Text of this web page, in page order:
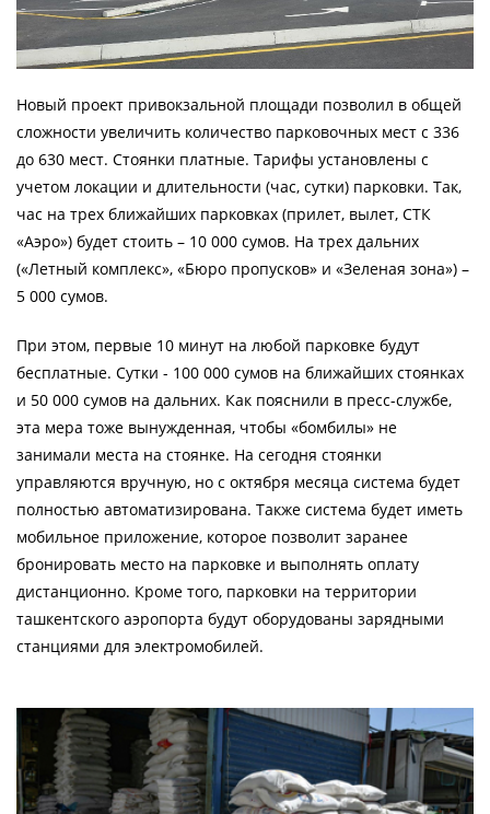
Новый проект привокзальной площади позволил в общей
сложности увеличить количество парковочных мест с 336
до 630 мест. Стоянки платные. Тарифы установлены с
учетом локации и длительности (час, сутки) парковки. Так,
час на трех ближайших парковках (прилет, вылет, СТК
«Аэро») будет стоить – 10 000 сумов. На трех дальних
(«Летный комплекс», «Бюро пропусков» и «Зеленая зона») –
5 000 сумов.
При этом, первые 10 минут на любой парковке будут
бесплатные. Сутки - 100 000 сумов на ближайших стоянках
и 50 000 сумов на дальних. Как пояснили в пресс-службе,
эта мера тоже вынужденная, чтобы «бомбилы» не
занимали места на стоянке. На сегодня стоянки
управляются вручную, но с октября месяца система будет
полностью автоматизирована. Также система будет иметь
мобильное приложение, которое позволит заранее
бронировать место на парковке и выполнять оплату
дистанционно. Кроме того, парковки на территории
ташкентского аэропорта будут оборудованы зарядными
станциями для электромобилей.